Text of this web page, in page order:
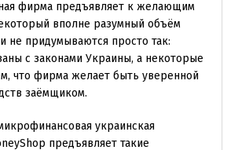
фирма предъявляет к желающим
вполне разумный объём
не придумываются просто так:
с законами Украины, а некоторые
что фирма желает быть уверенной
заёмщиком.
украинская
предъявляет такие